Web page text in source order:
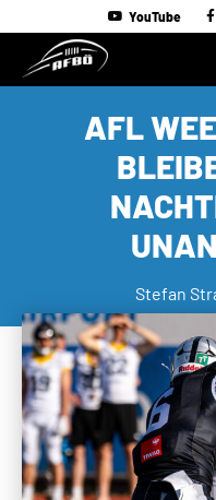
YouTube
AFL
Stefan